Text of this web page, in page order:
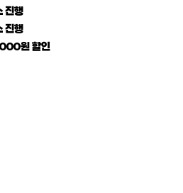
진행
진행
원 할인